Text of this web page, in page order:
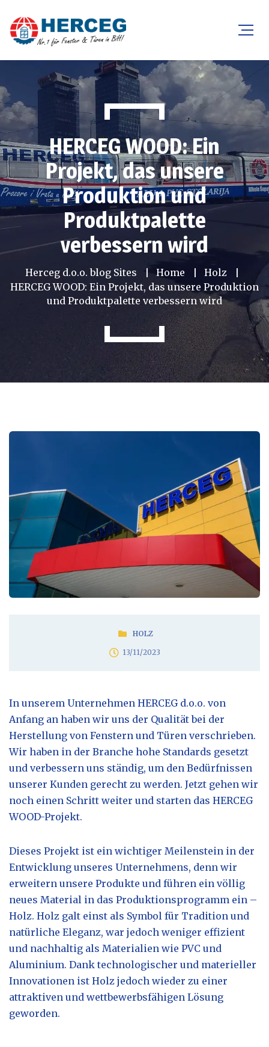
HERCEG WOOD: Ein
Projekt, das unsere
Produktion und
Produktpalette
verbessern wird
Herceg d.o.o. blog Sites Home
Holz
HERCEG WOOD: Ein Projekt, das unsere Produktion
und Produktpalette verbessern wird
HOLZ
13/11/2023
In unserem Unternehmen HERCEG d.o.o. von
Anfang an haben wir uns der Qualität bei der
Herstellung von Fenstern und Türen verschrieben.
Wir haben in der Branche hohe Standards gesetzt
und verbessern uns ständig, um den Bedürfnissen
unserer Kunden gerecht zu werden. Jetzt gehen wir
noch einen Schritt weiter und starten das HERCEG
WOOD-Projekt.
Dieses Projekt ist ein wichtiger Meilenstein in der
Entwicklung unseres Unternehmens, denn wir
erweitern unsere Produkte und führen ein völlig
neues Material in das Produktionsprogramm ein –
Holz. Holz galt einst als Symbol für Tradition und
natürliche Eleganz, war jedoch weniger effizient
und nachhaltig als Materialien wie PVC und
Aluminium. Dank technologischer und materieller
Innovationen ist Holz jedoch wieder zu einer
attraktiven und wettbewerbsfähigen Lösung
geworden.